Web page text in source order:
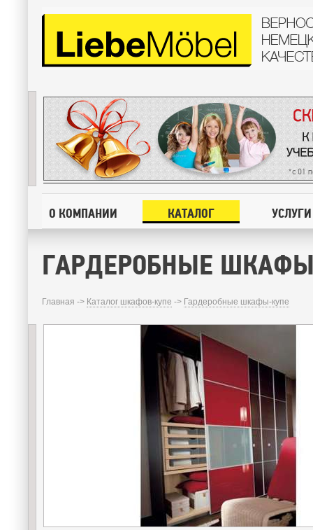
О КОМПАНИИ КАТАЛОГ УСЛУГИ
ГАРДЕРОБНЫЕ
Главная -> Каталог шкафов-купе -> Гардеробные шкафы-купе